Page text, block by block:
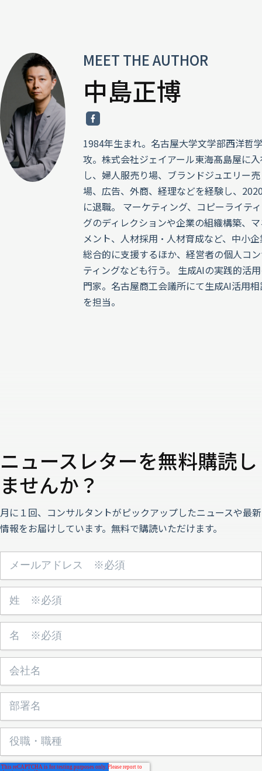
MEET THE AUTHOR
中島正博
1984年生まれ。名古屋大学文学部西洋哲
攻。株式会社ジェイアール東海髙島屋に
し、婦人服売り場、ブランドジュエリー
場、広告、外商、経理などを経験し、
に退職。 マーケティング、コピーライテ
グのディレクションや企業の組織構築、
メント、人材採用・人材育成など、中小
総合的に支援するほか、経営者の個人コ
ティングなども行う。 生成AIの実践的活
門家。名古屋商工会議所にて生成AI活用
を担当。
ニュースレターを無料購読し
ませんか？
月に１回、コンサルタントがピックアップしたニュースや最新
情報をお届けしています。無料で購読いただけます。